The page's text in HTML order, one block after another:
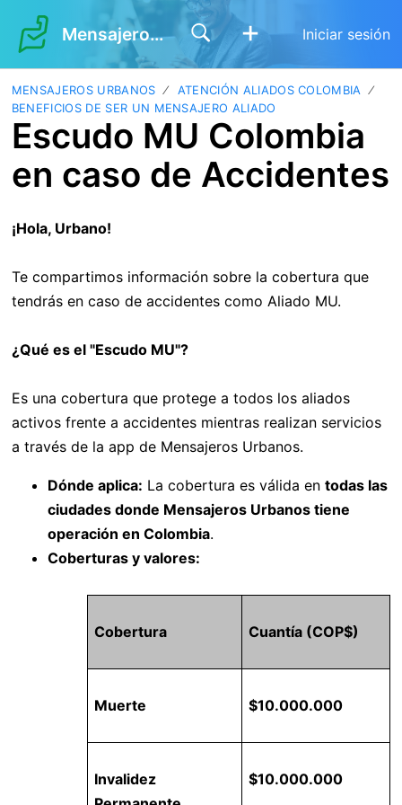
Mensajeros Urbanos Iniciar sesión
MENSAJEROS URBANOS
ATENCIÓN ALIADOS COLOMBIA
BENEFICIOS DE SER UN MENSAJERO ALIADO
Escudo MU Colombia
en caso de Accidentes
¡Hola, Urbano!
Te compartimos información sobre la cobertura que
tendrás en caso de accidentes como Aliado MU.
¿Qué es el "Escudo MU"?
Es una cobertura que protege a todos los aliados
activos frente a accidentes mientras realizan servicios
a través de la app de Mensajeros Urbanos.
Dónde aplica: La cobertura es válida en todas las
ciudades donde Mensajeros Urbanos tiene
operación en Colombia.
Coberturas y valores:
Cobertura Cuantía (COP$)
Muerte $10.000.000
Invalidez
$10.000.000